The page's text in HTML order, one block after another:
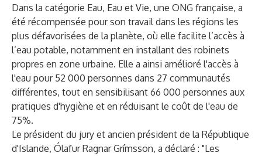
Dans la catégorie Eau, Eau et Vie, une ONG française, a
été récompensée pour son travail dans les régions les
plus défavorisées de la planète, où elle facilite l’accès à
l’eau potable, notamment en installant des robinets
propres en zone urbaine. Elle a ainsi amélioré l'accès à
l'eau pour 52 000 personnes dans 27 communautés
différentes, tout en sensibilisant 66 000 personnes aux
pratiques d'hygiène et en réduisant le coût de l'eau de
75%.
Le président du jury et ancien président de la République
d'Islande, Ólafur Ragnar Grímsson, a déclaré : "Les